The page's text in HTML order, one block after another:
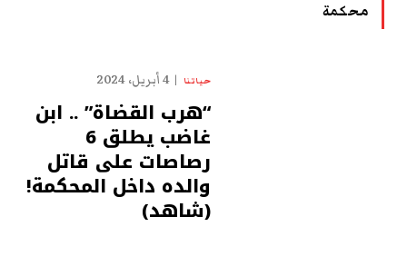
محكمة
حياتنا 4 أبريل، 2024
“هرب القضاة” .. ابن
غاضب يطلق 6
رصاصات على قاتل
والده داخل المحكمة!
(شاهد)